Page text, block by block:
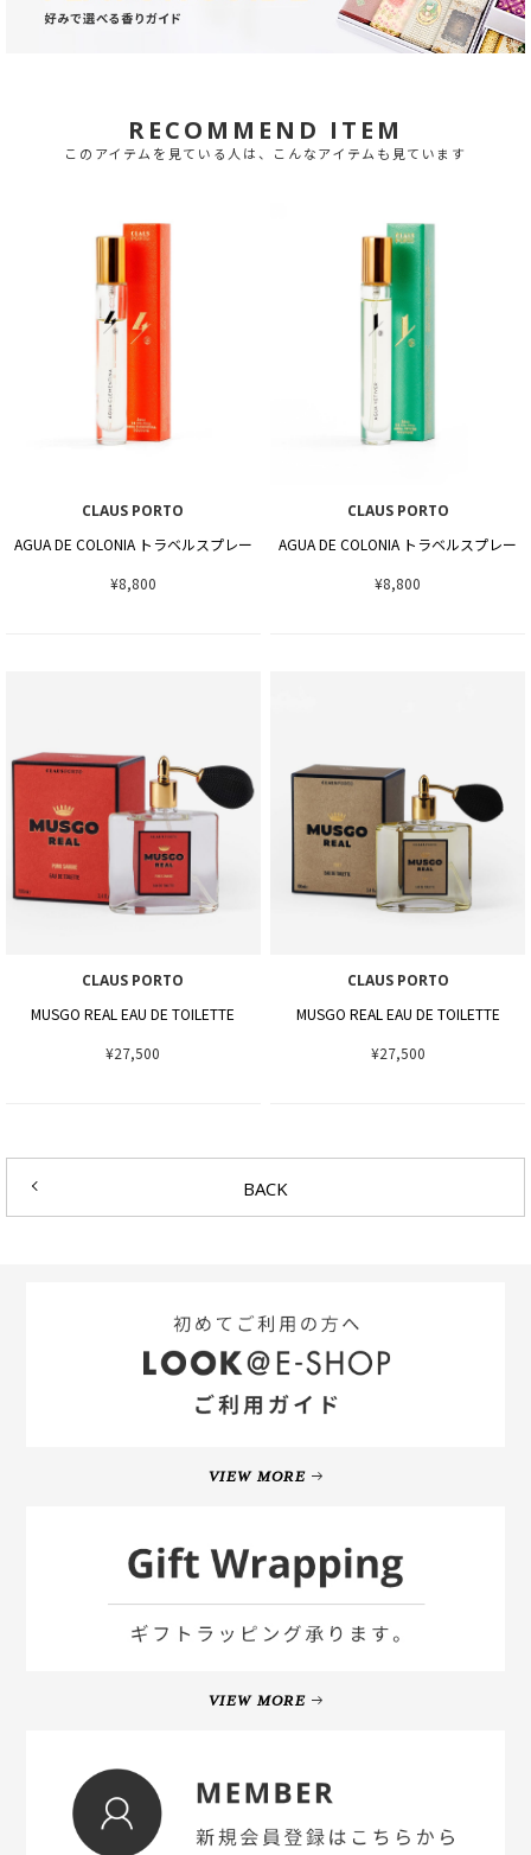
RECOMMEND ITEM
このアイテムを見ている人は、こんなアイテムも見ています
CLAUS PORTO
AGUA DE COLONIA トラベルスプレー
¥8,800
CLAUS PORTO
AGUA DE COLONIA トラベルスプレー
¥8,800
CLAUS PORTO
MUSGO REAL EAU DE TOILETTE
¥27,500
CLAUS PORTO
MUSGO REAL EAU DE TOILETTE
¥27,500
BACK
VIEW MORE
VIEW MORE